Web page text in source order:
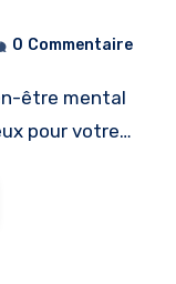
0 Commentaire
pour votre…